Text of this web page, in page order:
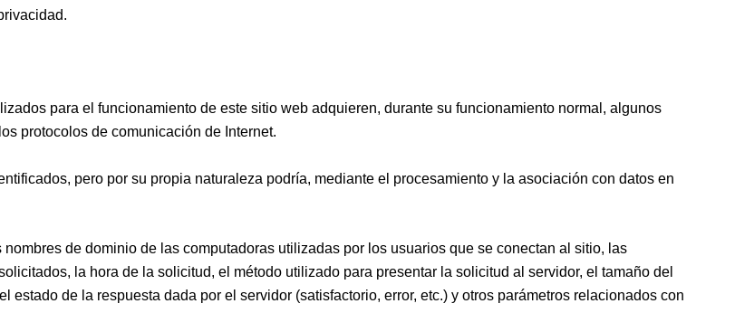
para el funcionamiento de este sitio web adquieren, durante su funcionamiento normal, algunos
protocolos de comunicación de Internet.
pero por su propia naturaleza podría, mediante el procesamiento y la asociación con datos en
de dominio de las computadoras utilizadas por los usuarios que se conectan al sitio, las
la hora de la solicitud, el método utilizado para presentar la solicitud al servidor, el tamaño del
de la respuesta dada por el servidor (satisfactorio, error, etc.) y otros parámetros relacionados con